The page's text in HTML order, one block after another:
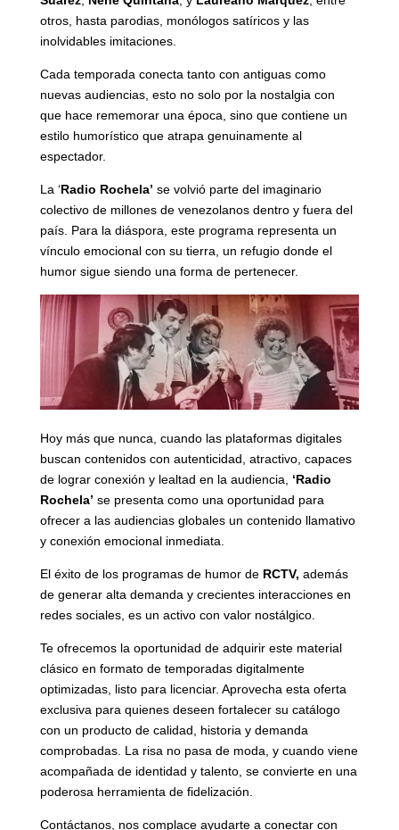
otros, hasta parodias, monólogos satíricos y las
inolvidables imitaciones.
Cada temporada conecta tanto con antiguas como
nuevas audiencias, esto no solo por la nostalgia con
que hace rememorar una época, sino que contiene un
estilo humorístico que atrapa genuinamente al
espectador.
La ‘Radio Rochela’ se volvió parte del imaginario
colectivo de millones de venezolanos dentro y fuera del
país. Para la diáspora, este programa representa un
vínculo emocional con su tierra, un refugio donde el
humor sigue siendo una forma de pertenecer.
Hoy más que nunca, cuando las plataformas digitales
buscan contenidos con autenticidad, atractivo, capaces
de lograr conexión y lealtad en la audiencia, ‘Radio
Rochela’ se presenta como una oportunidad para
ofrecer a las audiencias globales un contenido llamativo
y conexión emocional inmediata.
El éxito de los programas de humor de RCTV, además
de generar alta demanda y crecientes interacciones en
redes sociales, es un activo con valor nostálgico.
Te ofrecemos la oportunidad de adquirir este material
clásico en formato de temporadas digitalmente
optimizadas, listo para licenciar. Aprovecha esta oferta
exclusiva para quienes deseen fortalecer su catálogo
con un producto de calidad, historia y demanda
comprobadas. La risa no pasa de moda, y cuando viene
acompañada de identidad y talento, se convierte en una
poderosa herramienta de fidelización.
Contáctanos, nos complace ayudarte a conectar con